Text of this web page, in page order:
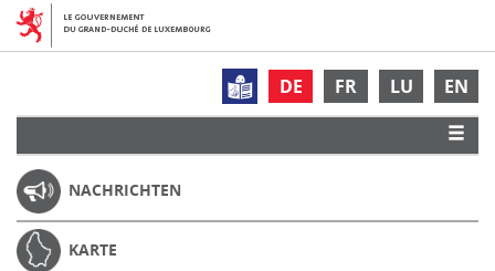
DE FR LU EN
NACHRICHTEN
KARTE